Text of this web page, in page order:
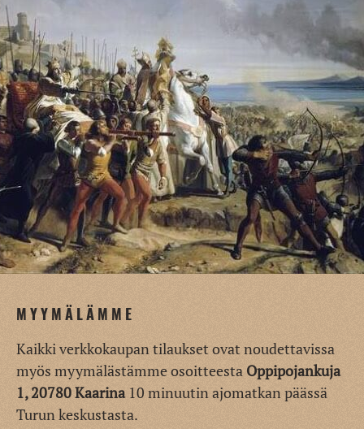
MYYMÄLÄMME
Kaikki verkkokaupan tilaukset ovat noudettavissa
myös myymälästämme osoitteesta Oppipojankuja
1, 20780 Kaarina10 minuutin ajomatkan päässä
Turun keskustasta.